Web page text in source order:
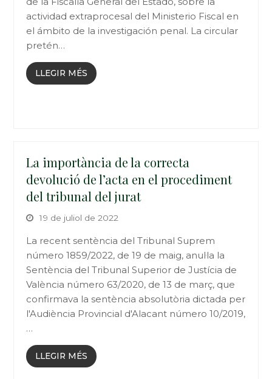
actividad extraprocesal del Ministerio Fiscal en
el ámbito de la investigación penal. La circular
pretén…
LLEGIR MÉS
La importància de la correcta
devolució de l’acta en el procediment
del tribunal del jurat
19 de juliol de 2022
La recent sentència del Tribunal Suprem
número 1859/2022, de 19 de maig, anul·la la
Sentència del Tribunal Superior de Justícia de
València número 63/2020, de 13 de març, que
confirmava la sentència absolutòria dictada per
l'Audiència Provincial d'Alacant número 10/2019,
…
LLEGIR MÉS